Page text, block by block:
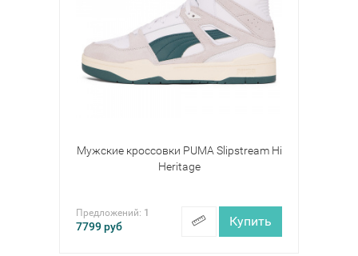
Мужские кроссовки PUMA Slipstream Hi
Heritage
Предложений: 1
7799руб Купить